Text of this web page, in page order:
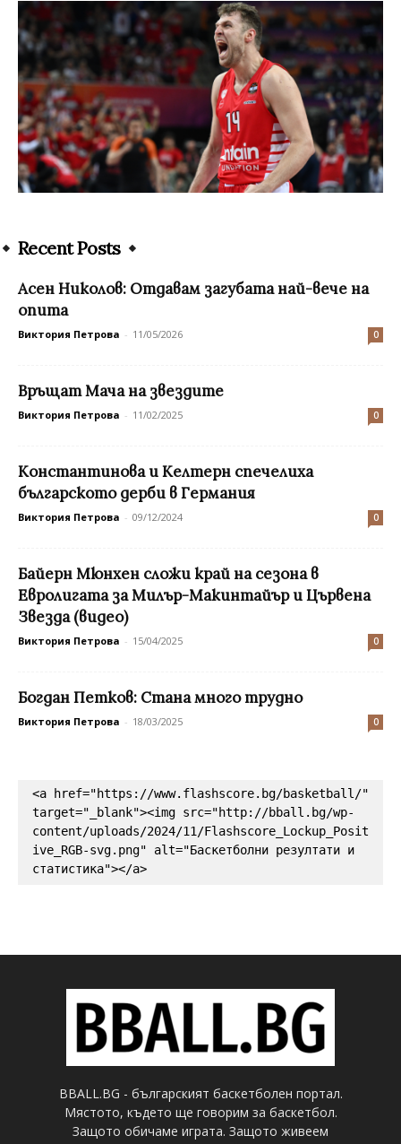
Recent Posts
Асен Николов: Отдавам загубата най-вече на
опита
Виктория Петрова - 11/05/2026 0
Връщат Мача на звездите
Виктория Петрова - 11/02/2025 0
Константинова и Келтерн спечелиха
българското дерби в Германия
Виктория Петрова - 09/12/2024 0
Байерн Мюнхен сложи край на сезона в
Евролигата за Милър-Макинтайър и Цървена
Звезда (видео)
Виктория Петрова - 15/04/2025 0
Богдан Петков: Стана много трудно
Виктория Петрова - 18/03/2025 0
<a href="https://www.flashscore.bg/basketball/"
target="_blank"><img src="http://bball.bg/wp-
content/uploads/2024/11/Flashscore_Lockup_Posit
ive_RGB-svg.png" alt="Баскетболни резултати и
статистика"></a>
BBALL.BG - българският баскетболен портал.
Мястото, където ще говорим за баскетбол.
Защото обичаме играта. Защото живеем